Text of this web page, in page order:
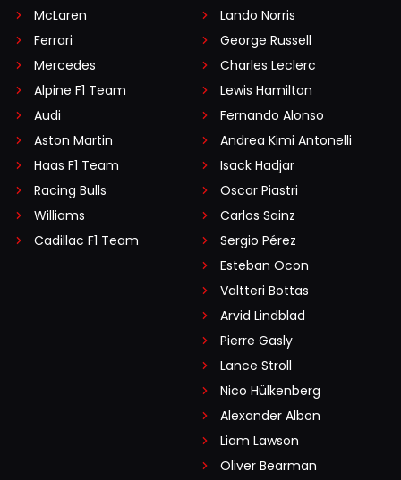
McLaren
Ferrari
Mercedes
Alpine F1 Team
Audi
Aston Martin
Haas F1 Team
Racing Bulls
Williams
Cadillac F1 Team
Lando Norris
George Russell
Charles Leclerc
Lewis Hamilton
Fernando Alonso
Andrea Kimi Antonelli
Isack Hadjar
Oscar Piastri
Carlos Sainz
Sergio Pérez
Esteban Ocon
Valtteri Bottas
Arvid Lindblad
Pierre Gasly
Lance Stroll
Nico Hülkenberg
Alexander Albon
Liam Lawson
Oliver Bearman